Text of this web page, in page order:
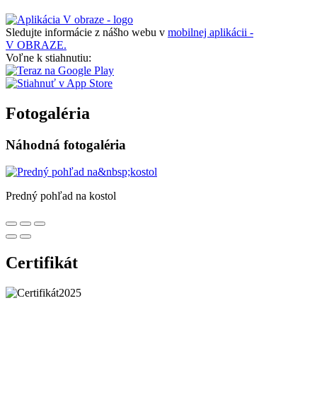
Sledujte informácie z nášho webu v mobilnej aplikácii -
V OBRAZE.
Voľne k stiahnutiu:
Fotogaléria
Náhodná fotogaléria
Predný pohľad na kostol
Certifikát